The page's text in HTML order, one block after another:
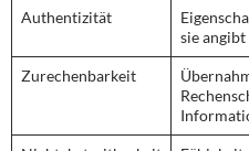
Authentizität
sie angibt
Zurechenbarkeit